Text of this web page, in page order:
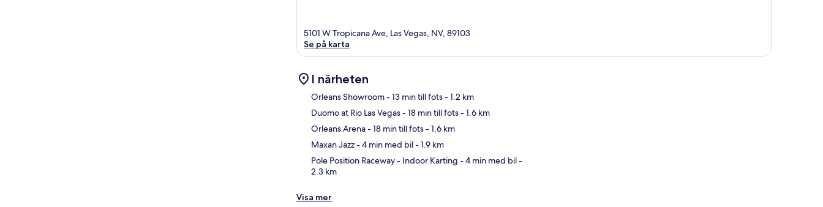
5101 W Tropicana Ave, Las Vegas, NV, 89103
Se på karta
I närheten
Orleans Showroom- 13 min till fots- 1.2 km
Duomo at Rio Las Vegas- 18 min till fots- 1.6 km
Orleans Arena- 18 min till fots- 1.6 km
Maxan Jazz- 4 min med bil- 1.9 km
Pole Position Raceway - Indoor Karting - 4 min med bil-
2.3 km
Visa mer